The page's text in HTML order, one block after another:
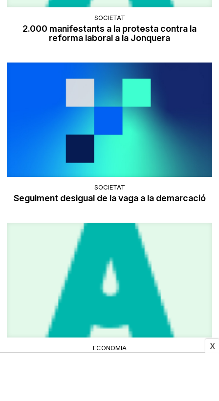
X
SOCIETAT
2.000 manifestants a la protesta contra la
reforma laboral a la Jonquera
SOCIETAT
Seguiment desigual de la vaga a la demarcació
ECONOMIA